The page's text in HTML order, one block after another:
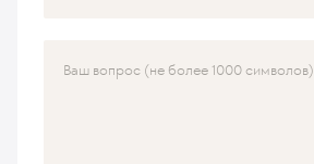
Ваш вопрос (не более 1000 символов)